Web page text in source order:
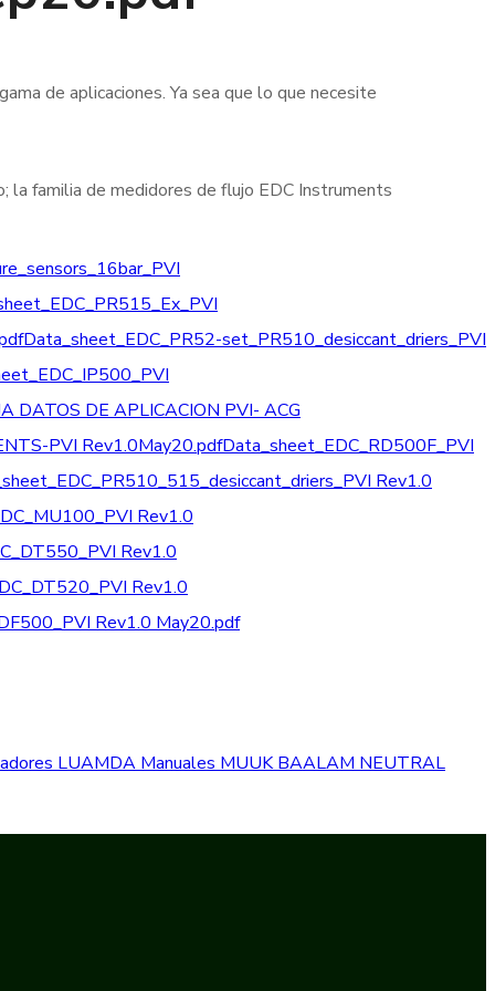
de aplicaciones. Ya sea que lo que necesite
la familia de medidores de flujo EDC Instruments
Data_sheet_EDC_PR52-set_PR510_desiccant_driers_PVI
DATOS DE APLICACION PVI- ACG
PVI Rev1.0May20.pdfData_sheet_EDC_RD500F_PVI
Rev1.0
Rev1.0
Rev1.0
Rev1.0
Rev1.0 May20.pdf
LUAMDA Manuales MUUK BAALAM NEUTRAL